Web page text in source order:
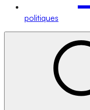
politiques